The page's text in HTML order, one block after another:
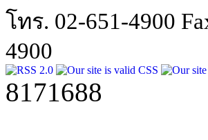
โทร. 02-651-4900
4900
8171688